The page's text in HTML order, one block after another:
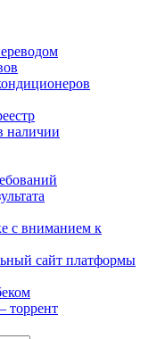
наличии
с вниманием к
сайт платформы
торрент